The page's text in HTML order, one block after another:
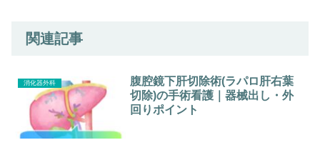
関連記事
消化器外科
腹腔鏡下肝切除術(ラパロ肝右葉
切除)の手術看護｜器械出し・外
回りポイント